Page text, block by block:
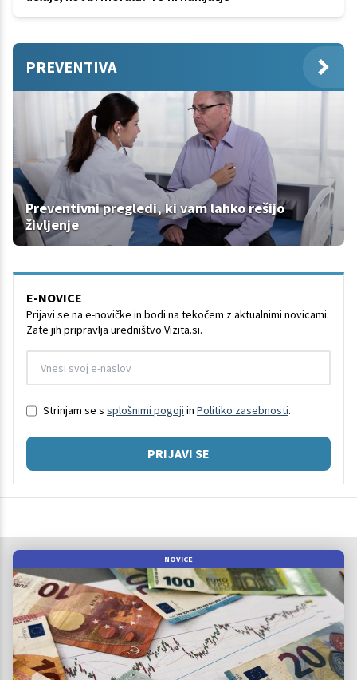
PREVENTIVA
Preventivni pregledi, ki vam lahko rešijo
življenje
E-NOVICE
Prijavi se na e-novičke in bodi na tekočem z aktualnimi novicami.
Zate jih pripravlja uredništvo Vizita.si.
Strinjam se s splošnimi pogoji in Politiko zasebnosti.
PRIJAVI SE
NOVICE